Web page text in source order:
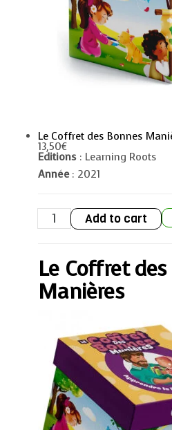
Le Coffret des Bonnes
13,50€
Editions : Learning Roots
Année : 2021
Le
Coffret
des
quantity
Add to cart
Le Coffret
Manières